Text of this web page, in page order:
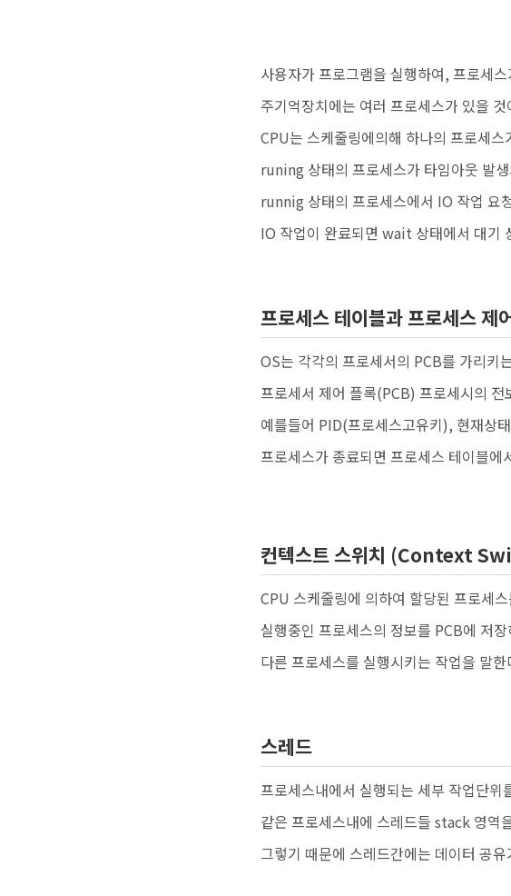
사용자가 프로그램을 실행하여, 프로세
주기억장치에는 여러 프로세스가 있을 것
CPU는 스케줄링에의해 하나의 프로세
runing 상태의 프로세스가 타임아웃 발
runnig 상태의 프로세스에서 IO 작업 요
IO 작업이 완료되면 wait 상태에서 대기
프로세스 테이블과 프로세스 제
OS는 각각의 프로세서의 PCB를 가리키
프로세서 제어 플록(PCB) 프로세시의 전
예를들어 PID(프로세스고유키), 현재상
프로세스가 종료되면 프로세스 테이블에
컨텍스트 스위치 (Context
CPU 스케줄링에 의하여 할당된 프로세
실행중인 프로세스의 정보를 PCB에 저
다른 프로세스를 실행시키는 작업을 말한
스레드
프로세스내에서 실행되는 세부 작업단위
같은 프로세스내에 스레드들 stack 영역
그렇기 때문에 스레드간에는 데이터 공